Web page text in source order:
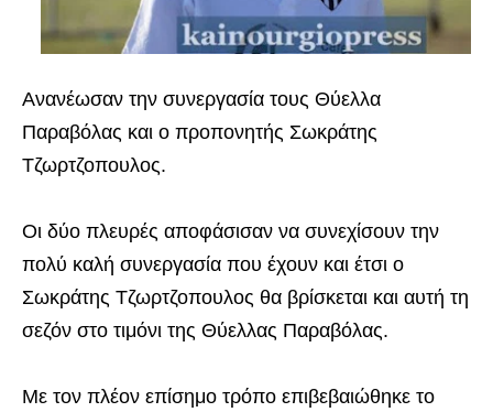
Ανανέωσαν την συνεργασία τους Θύελλα
Παραβόλας και ο προπονητής Σωκράτης
Τζωρτζοπουλος.
Οι δύο πλευρές αποφάσισαν να συνεχίσουν την
πολύ καλή συνεργασία που έχουν και έτσι ο
Σωκράτης Τζωρτζοπουλος θα βρίσκεται και αυτή τη
σεζόν στο τιμόνι της Θύελλας Παραβόλας.
Με τον πλέον επίσημο τρόπο επιβεβαιώθηκε το